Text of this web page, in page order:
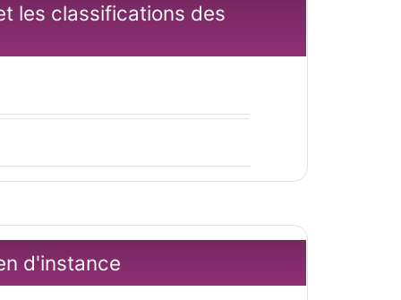
les classifications des
d'instance